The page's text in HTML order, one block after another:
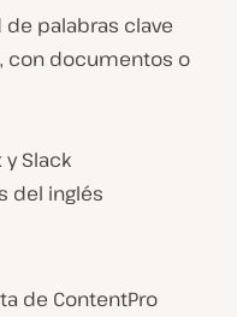
palabras clave
con documentos o
Slack
del inglés
de ContentPro